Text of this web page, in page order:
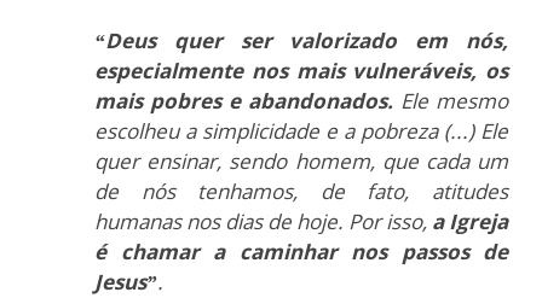
“Deus quer ser valorizado em nós,
especialmente nos mais vulneráveis, os
mais pobres e abandonados. Ele mesmo
escolheu a simplicidade e a pobreza (...) Ele
quer ensinar, sendo homem, que cada um
de nós tenhamos, de fato, atitudes
humanas nos dias de hoje. Por isso, a Igreja
é chamar a caminhar nos passos de
Jesus”.